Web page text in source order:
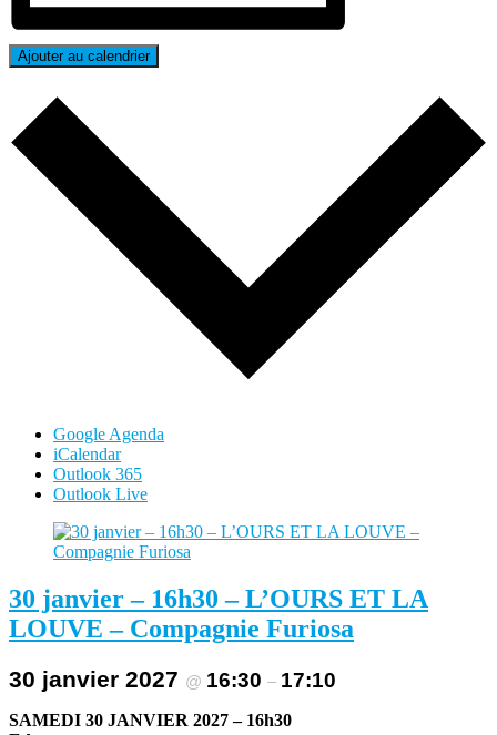
Ajouter au calendrier
Google Agenda
iCalendar
Outlook 365
Outlook Live
30 janvier – 16h30 – L’OURS ET LA
LOUVE – Compagnie Furiosa
30 janvier 2027 @ 16:30 – 17:10
SAMEDI 30 JANVIER 2027 – 16h30